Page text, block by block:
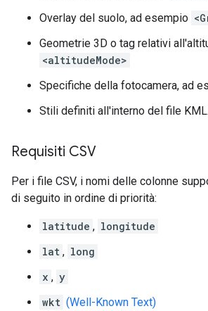
Overlay del suolo, ad esempio
Geometrie 3D o tag relativi
<altitudeMode>
Specifiche della fotocamera, ad
Stili definiti all'interno del file KML.
Requisiti CSV
Per i file CSV, i nomi delle colonne
di seguito in ordine di priorità:
latitude , longitude
lat , long
x , y
wkt (Well-Known Text)